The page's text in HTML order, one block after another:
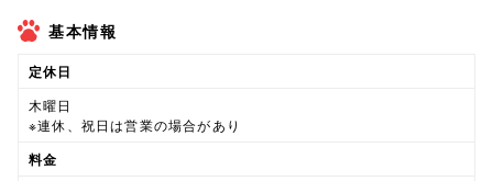
基本情報
定休日
木曜日
※連休、祝日は営業の場合があり
料金